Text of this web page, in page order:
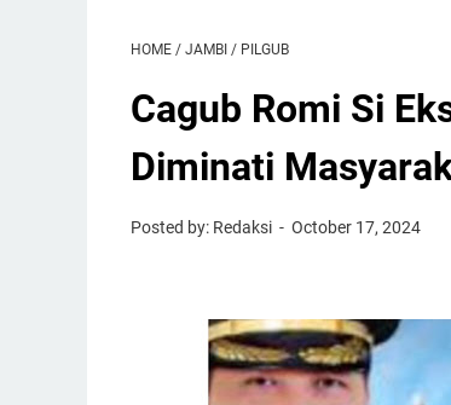
HOME / JAMBI / PILGUB
Cagub Romi Si
Diminati
Posted by: Redaksi October 17, 2024